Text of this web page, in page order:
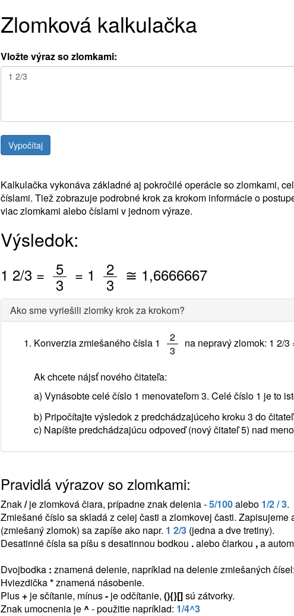
Zlomková kalkulačka
Vložte výraz so zlomkami:
Kalkulačka vykonáva základné aj pokročilé operácie so zlomkami,
číslami. Tiež zobrazuje podrobné krok za krokom informácie o
viac zlomkami alebo číslami v jednom výraze.
Výsledok:
1 2/3 = 5
3 = 1 2
3
≅ 1,6666667
Ako sme vyriešili zlomky krok za krokom?
Konverzia zmiešaného čísla 1 2
3
na nepravý zlomok: 1 2/3
Ak chcete nájsť nového čitateľa:
a) Vynásobte celé číslo 1 menovateľom 3. Celé číslo 1 je to
b) Pripočítajte výsledok z predchádzajúceho kroku 3 do
c) Napíšte predchádzajúcu odpoveď (nový čitateľ 5) nad
Pravidlá výrazov so zlomkami:
Znak/je zlomková čiara, prípadne znak delenia -5/100alebo 1/2 / 3.
Zmiešané číslo sa skladá z celej časti a zlomkovej časti.
(zmiešaný zlomok) sa zapíše ako napr. 1 2/3(jedna a dve tretiny).
Desatinné čísla sa píšu s desatinnou bodkou .alebo čiarkou ,a
Dvojbodka : znamená delenie, napríklad na delenie zmiešaných čísel:
Hviezdička*znamená násobenie.
Plus +je sčítanie, mínus-je odčítanie, (){}[]sú zátvorky.
Znak umocnenia je ^- použitie napríklad: 1/4^3